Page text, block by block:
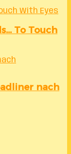
With Eyes
To Touch
nach